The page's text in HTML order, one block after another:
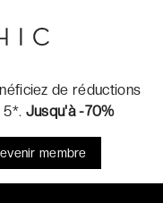
de réductions
5*. Jusqu'à -70%
membre